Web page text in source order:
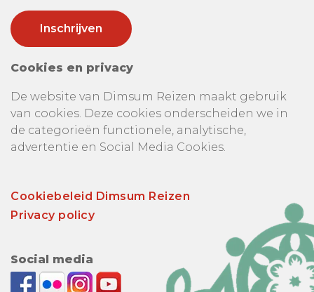
Cookies en privacy
De website van Dimsum Reizen maakt gebruik
van cookies. Deze cookies onderscheiden we in
de categorieën functionele, analytische,
advertentie en Social Media Cookies.
Cookiebeleid Dimsum Reizen
Privacy policy
Social media